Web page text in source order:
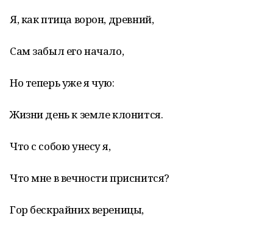
Я, как птица ворон, древний,
Сам забыл его начало,
Но теперь уже я чую:
Жизни день к земле клонится.
Что с собою унесу я,
Что мне в вечности приснится?
Гор бескрайних вереницы,